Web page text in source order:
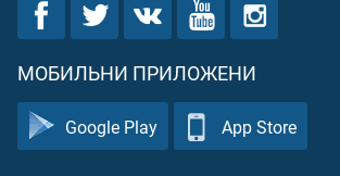
МОБИЛЬНИ ПРИЛОЖЕНИ
Google Play App Store